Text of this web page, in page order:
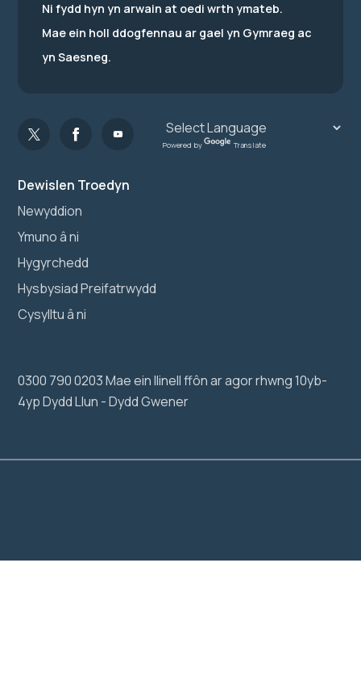
Dewislen Troedyn
Newyddion
Ymuno â ni
Hygyrchedd
Hysbysiad Preifatrwydd
Cysylltu â ni
0300 790 0203 Mae ein llinell ffôn ar agor rhwng 10yb-
4yp Dydd Llun - Dydd Gwener
Ni fydd hyn yn arwain at oedi wrth ymateb.
Mae ein holl ddogfennau ar gael yn Gymraeg ac
yn Saesneg.
Powered by Translate